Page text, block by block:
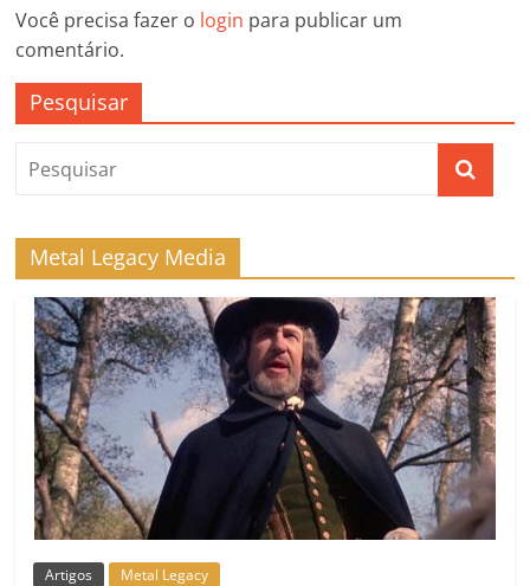
Você precisa fazer o login para publicar um
comentário.
Pesquisar
Metal Legacy Media
Artigos Metal Legacy